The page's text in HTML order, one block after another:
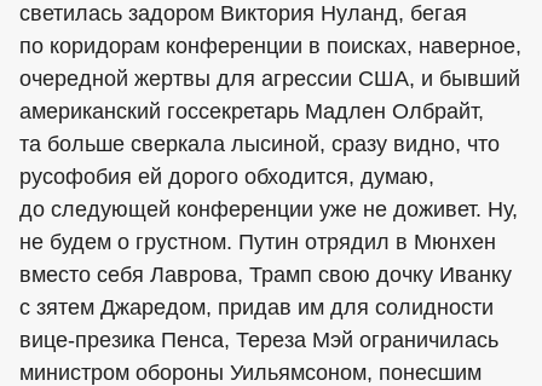
светилась задором Виктория Нуланд, бегая
по коридорам конференции в поисках, наверное,
очередной жертвы для агрессии США, и бывший
американский госсекретарь Мадлен Олбрайт,
та больше сверкала лысиной, сразу видно, что
русофобия ей дорого обходится, думаю,
до следующей конференции уже не доживет. Ну,
не будем о грустном. Путин отрядил в Мюнхен
вместо себя Лаврова, Трамп свою дочку Иванку
с зятем Джаредом, придав им для солидности
вице-презика Пенса, Тереза Мэй ограничилась
министром обороны Уильямсоном, понесшим